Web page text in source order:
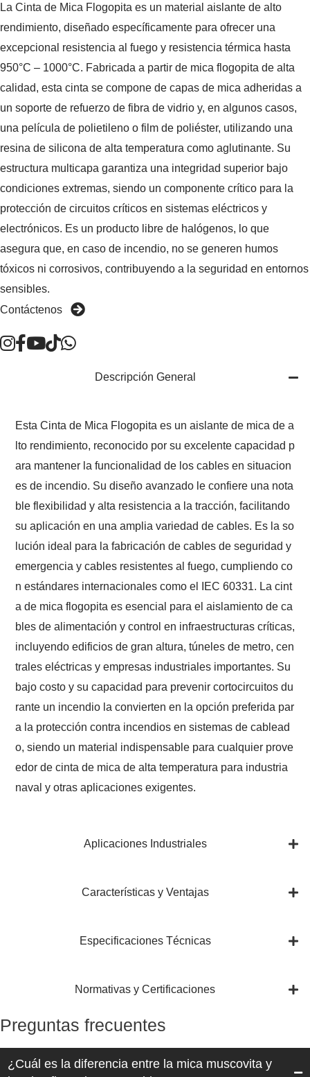
La Cinta de Mica Flogopita es un material aislante de alto
rendimiento, diseñado específicamente para ofrecer una
excepcional resistencia al fuego y resistencia térmica hasta
950°C – 1000°C. Fabricada a partir de mica flogopita de alta
calidad, esta cinta se compone de capas de mica adheridas a
un soporte de refuerzo de fibra de vidrio y, en algunos casos,
una película de polietileno o film de poliéster, utilizando una
resina de silicona de alta temperatura como aglutinante. Su
estructura multicapa garantiza una integridad superior bajo
condiciones extremas, siendo un componente crítico para la
protección de circuitos críticos en sistemas eléctricos y
electrónicos. Es un producto libre de halógenos, lo que
asegura que, en caso de incendio, no se generen humos
tóxicos ni corrosivos, contribuyendo a la seguridad en entornos
sensibles.
Contáctenos
Descripción General
Esta Cinta de Mica Flogopita es un aislante de mica de a
lto rendimiento, reconocido por su excelente capacidad p
ara mantener la funcionalidad de los cables en situacion
es de incendio. Su diseño avanzado le confiere una nota
ble flexibilidad y alta resistencia a la tracción, facilitando
su aplicación en una amplia variedad de cables. Es la so
lución ideal para la fabricación de cables de seguridad y
emergencia y cables resistentes al fuego, cumpliendo co
n estándares internacionales como el IEC 60331. La cint
a de mica flogopita es esencial para el aislamiento de ca
bles de alimentación y control en infraestructuras críticas,
incluyendo edificios de gran altura, túneles de metro, cen
trales eléctricas y empresas industriales importantes. Su
bajo costo y su capacidad para prevenir cortocircuitos du
rante un incendio la convierten en la opción preferida par
a la protección contra incendios en sistemas de cablead
o, siendo un material indispensable para cualquier prove
edor de cinta de mica de alta temperatura para industria
naval y otras aplicaciones exigentes.
Aplicaciones Industriales
Características y Ventajas
Especificaciones Técnicas
Normativas y Certificaciones
Preguntas frecuentes
¿Cuál es la diferencia entre la mica muscovita y